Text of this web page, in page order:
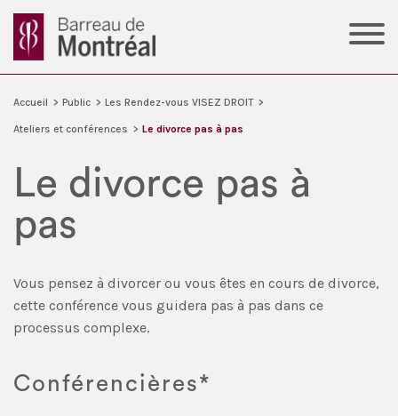
Accueil > Public > Les Rendez-vous VISEZ DROIT >
Ateliers et conférences > Le divorce pas à pas
Le divorce pas à
pas
Vous pensez à divorcer ou vous êtes en cours de divorce,
cette conférence vous guidera pas à pas dans ce
processus complexe.
Conférencières*